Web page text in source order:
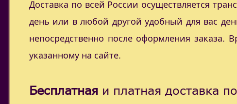
Доставка по всей России осуществляется
день или в любой другой удобный для вас
непосредственно после оформления заказа.
указанному на сайте.
Бесплатная и платная доставка